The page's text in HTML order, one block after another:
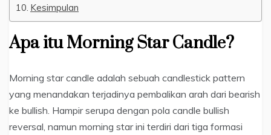
Kesimpulan
Apa itu Morning Star Candle?
Morning star candle adalah sebuah candlestick pattern
yang menandakan terjadinya pembalikan arah dari bearish
ke bullish. Hampir serupa dengan pola candle bullish
reversal, namun morning star ini terdiri dari tiga formasi